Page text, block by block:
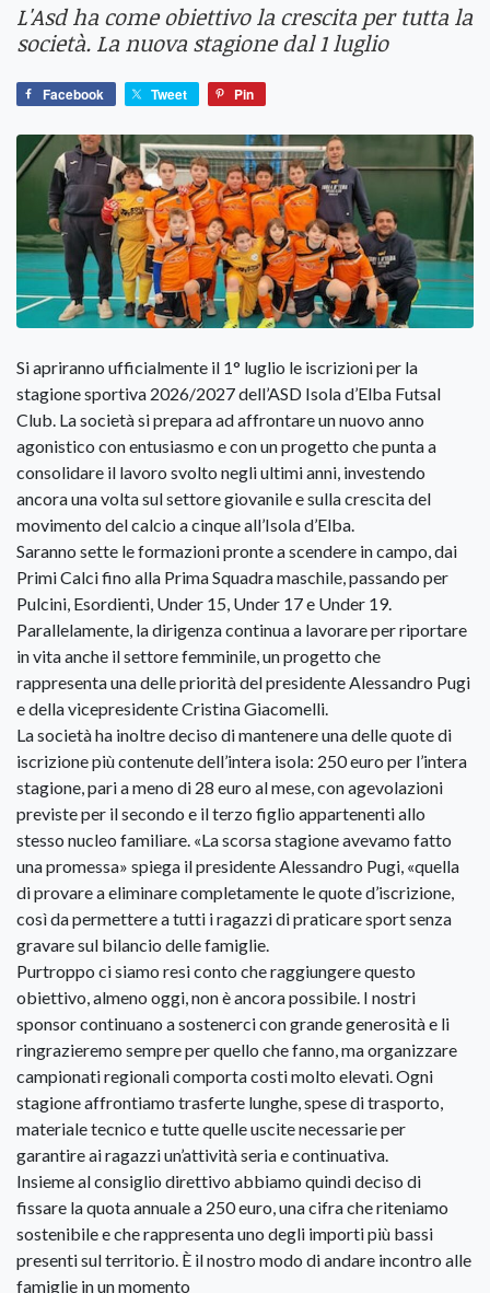
L'Asd ha come obiettivo la crescita per tutta la
società. La nuova stagione dal 1 luglio
Facebook Tweet Pin
Si apriranno ufficialmente il 1° luglio le iscrizioni per la
stagione sportiva 2026/2027 dell’ASD Isola d’Elba Futsal
Club. La società si prepara ad affrontare un nuovo anno
agonistico con entusiasmo e con un progetto che punta a
consolidare il lavoro svolto negli ultimi anni, investendo
ancora una volta sul settore giovanile e sulla crescita del
movimento del calcio a cinque all’Isola d’Elba.
Saranno sette le formazioni pronte a scendere in campo, dai
Primi Calci fino alla Prima Squadra maschile, passando per
Pulcini, Esordienti, Under 15, Under 17 e Under 19.
Parallelamente, la dirigenza continua a lavorare per riportare
in vita anche il settore femminile, un progetto che
rappresenta una delle priorità del presidente Alessandro Pugi
e della vicepresidente Cristina Giacomelli.
La società ha inoltre deciso di mantenere una delle quote di
iscrizione più contenute dell’intera isola: 250 euro per l’intera
stagione, pari a meno di 28 euro al mese, con agevolazioni
previste per il secondo e il terzo figlio appartenenti allo
stesso nucleo familiare. «La scorsa stagione avevamo fatto
una promessa» spiega il presidente Alessandro Pugi, «quella
di provare a eliminare completamente le quote d’iscrizione,
così da permettere a tutti i ragazzi di praticare sport senza
gravare sul bilancio delle famiglie.
Purtroppo ci siamo resi conto che raggiungere questo
obiettivo, almeno oggi, non è ancora possibile. I nostri
sponsor continuano a sostenerci con grande generosità e li
ringrazieremo sempre per quello che fanno, ma organizzare
campionati regionali comporta costi molto elevati. Ogni
stagione affrontiamo trasferte lunghe, spese di trasporto,
materiale tecnico e tutte quelle uscite necessarie per
garantire ai ragazzi un’attività seria e continuativa.
Insieme al consiglio direttivo abbiamo quindi deciso di
fissare la quota annuale a 250 euro, una cifra che riteniamo
sostenibile e che rappresenta uno degli importi più bassi
presenti sul territorio. È il nostro modo di andare incontro alle
famiglie in un momento